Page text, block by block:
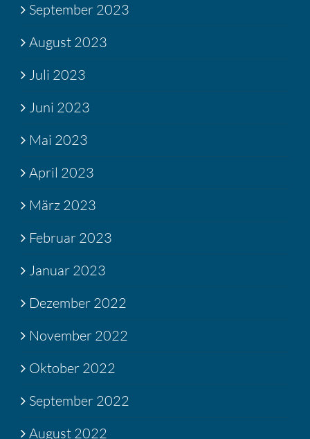
September 2023
August 2023
Juli 2023
Juni 2023
Mai 2023
April 2023
März 2023
Februar 2023
Januar 2023
Dezember 2022
November 2022
Oktober 2022
September 2022
August 2022